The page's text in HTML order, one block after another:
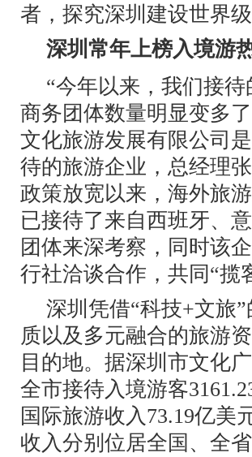
者，探究深圳建设世界
深圳常年上榜入境游
“今年以来，我们接
商务团体数量明显变多
文化旅游发展有限公司
待的旅游企业，总经理
政策放宽以来，海外旅
已接待了来自西班牙、
团体来深考察，同时该
行社洽谈合作，共同“揽
深圳凭借“科技+文旅
质以及多元融合的旅游
目的地。据深圳市文化
全市接待入境游客
国际旅游收入73.19亿美
收入分别位居全国、全